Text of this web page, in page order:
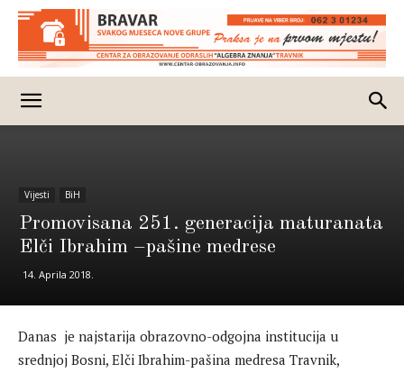
Vijesti BiH
Promovisana 251. generacija maturanata
Elči Ibrahim –pašine medrese
14. Aprila 2018.
Danas je najstarija obrazovno-odgojna institucija u
srednjoj Bosni, Elči Ibrahim-pašina medresa Travnik,